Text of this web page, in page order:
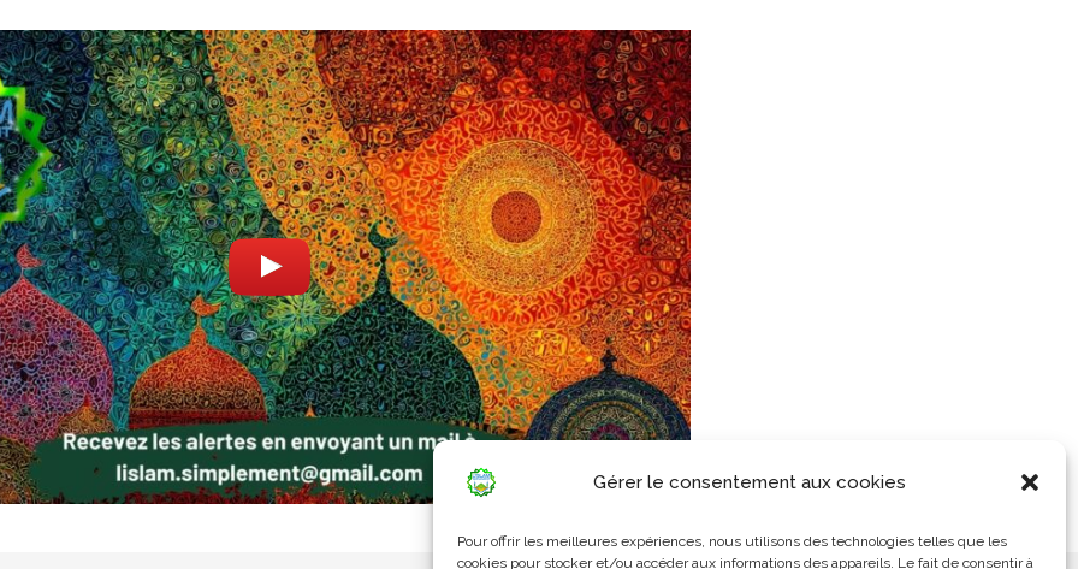
Gérer le consentement aux cookies
Pour offrir les meilleures expériences, nous utilisons des technologies telles que les
cookies pour stocker et/ou accéder aux informations des appareils. Le fait de consentir à